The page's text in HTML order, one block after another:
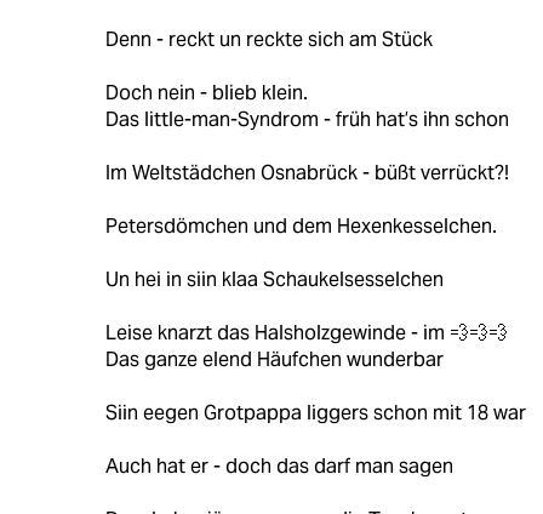
Denn - reckt un reckte sich am Stück
Doch nein - blieb klein.
Das little-man-Syndrom - früh hat’s ihn schon
Im Weltstädchen Osnabrück - büßt verrückt?!
Petersdömchen und dem Hexenkesselchen.
Un hei in siin klaa Schaukelsesselchen
Leise knarzt das Halsholzgewinde - im 💨💨💨
Das ganze elend Häufchen wunderbar
Siin eegen Grotpappa liggers schon mit 18 war
Auch hat er - doch das darf man sagen